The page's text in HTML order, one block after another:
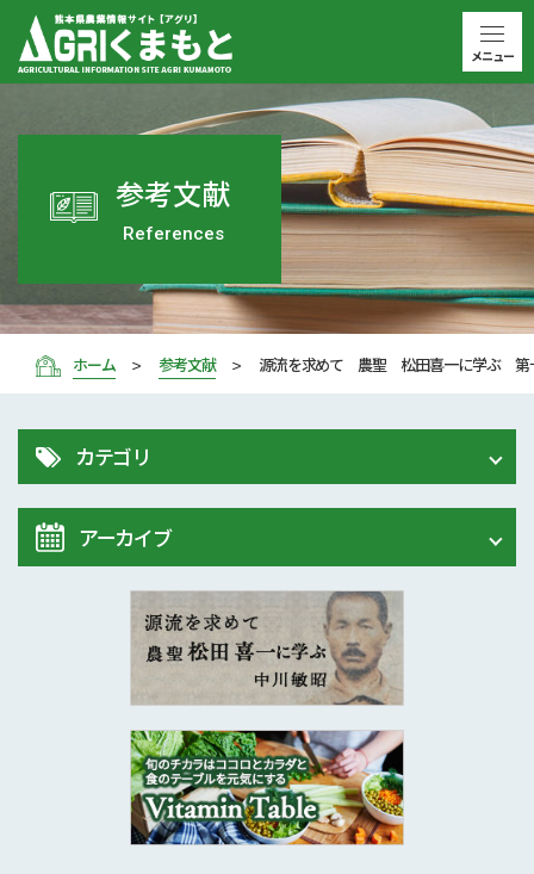
参考文献
References
ホーム 参考文献 源流を求めて 農聖 松田喜一に学ぶ 第
カテゴリ
Vitamin Table
アーカイブ
2020年 (7)
2018年 (21)
2017年 (12)
メニュー